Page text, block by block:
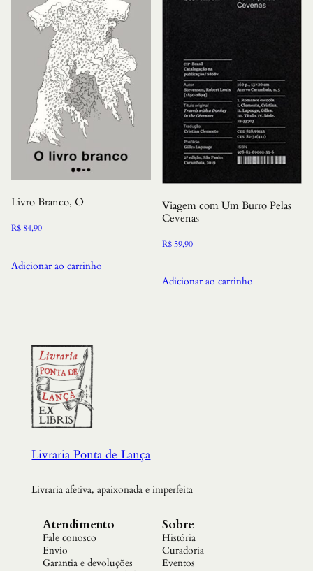
Livro Branco, O
R$ 84,90
Adicionar ao carrinho
Viagem com Um Burro Pelas
Cevenas
R$59,90
Adicionar ao carrinho
Livraria Ponta de Lança
Livraria afetiva, apaixonada e imperfeita
Atendimento
Fale conosco
Envio
Garantia e devoluções
Sobre
História
Curadoria
Eventos